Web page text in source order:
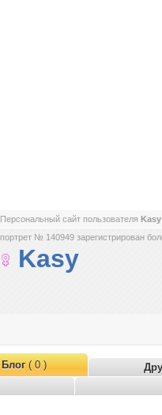
Персональный сайт пользователя
портрет № 140949 зарегистрирован
Kasy
Блог( 0 )